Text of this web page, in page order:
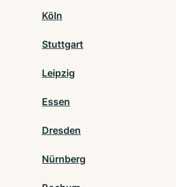
Köln
Stuttgart
Leipzig
Essen
Dresden
Nürnberg